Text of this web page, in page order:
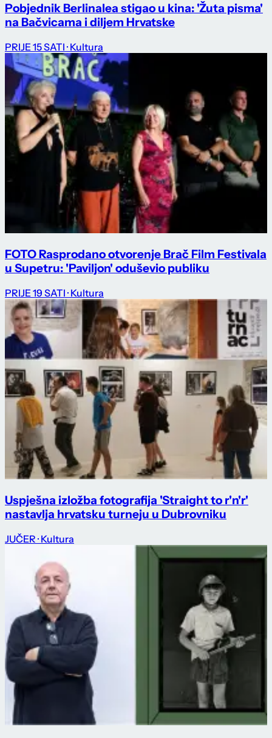
Pobjednik Berlinalea stigao u kina: 'Žuta pisma'
na Bačvicama i diljem Hrvatske
PRIJE 15 SATI · Kultura
FOTO Rasprodano otvorenje Brač Film Festivala
u Supetru: 'Paviljon' oduševio publiku
PRIJE 19 SATI · Kultura
Uspješna izložba fotografija 'Straight to r'n'r'
nastavlja hrvatsku turneju u Dubrovniku
JUČER · Kultura